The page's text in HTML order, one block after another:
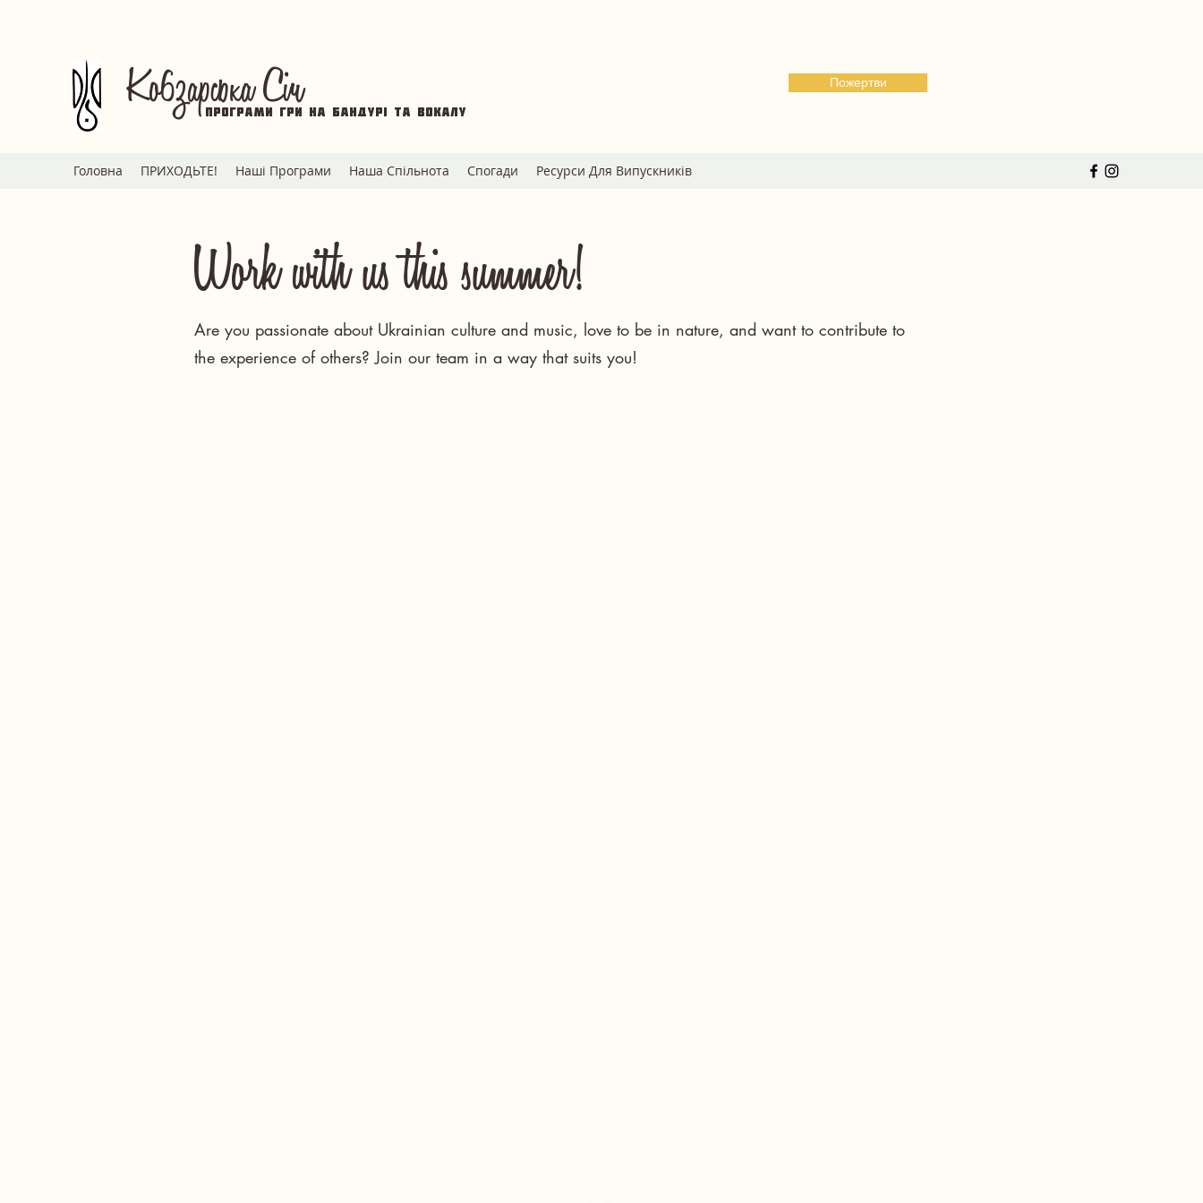
Кобзарська Січ
Програми гри на бандурі та вокалу
Пожертви
Головна ПРИХОДЬТЕ! Наші Програми Наша Спільнота Спогади Ресурси Для Випускників
Work with us this summer!
Are you passionate about Ukrainian culture and music, love to be in nature, and want to contribute to
the experience of others? Join our team in a way that suits you!